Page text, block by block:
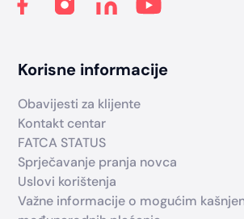
Korisne informacije
Obavijesti za klijente
Kontakt centar
FATCA STATUS
Sprječavanje pranja novca
Uslovi korištenja
Važne informacije o mogućim